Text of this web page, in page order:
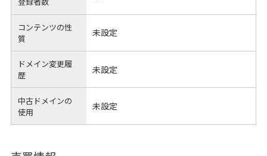
コンテンツの性
質
未設定
ドメイン変更履
歴
未設定
中古ドメインの
使用
未設定